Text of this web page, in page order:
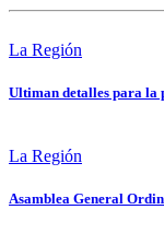
La Región
Ultiman detalles para la
La Región
Asamblea General